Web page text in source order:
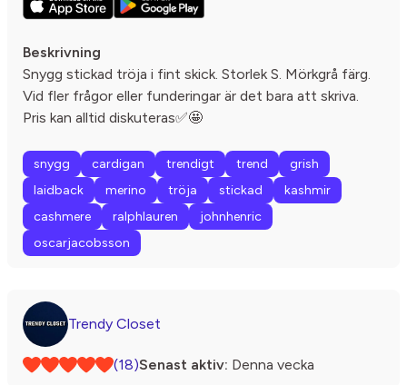
Beskrivning
Snygg stickad tröja i fint skick. Storlek S. Mörkgrå färg.
Vid fler frågor eller funderingar är det bara att skriva.
Pris kan alltid diskuteras✅🤩
snygg cardigan trendigt trend
grish
laidback
merino tröja stickad
kashmir
cashmere
ralphlauren
johnhenric
oscarjacobsson
Trendy Closet
(18)Senast aktiv: Denna vecka